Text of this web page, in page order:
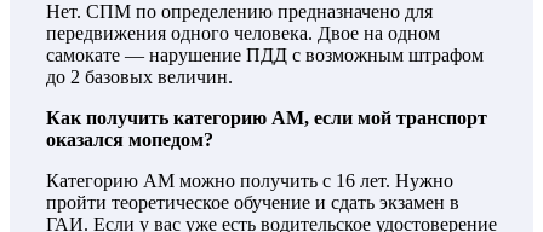
Нет. СПМ по определению предназначено для
передвижения одного человека. Двое на одном
самокате — нарушение ПДД с возможным штрафом
до 2 базовых величин.
Как получить категорию АМ, если мой транспорт
оказался мопедом?
Категорию АМ можно получить с 16 лет. Нужно
пройти теоретическое обучение и сдать экзамен в
ГАИ. Если у вас уже есть водительское удостоверение